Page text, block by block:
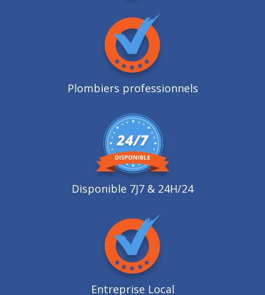
Plombiers professionnels
Disponible 7J7 & 24H/24
Entreprise Local